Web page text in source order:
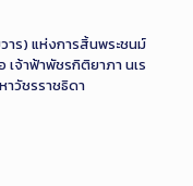
ร) แห่งการสิ้นพระชนม์
เจ้าฟ้าพัชรกิติยาภา นเร
วัชรราชธิดา